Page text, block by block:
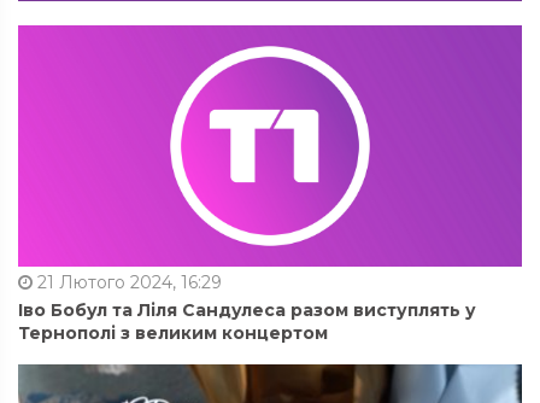
21 Лютого 2024, 16:29
Іво Бобул та Ліля Сандулеса разом виступлять у
Тернополі з великим концертом